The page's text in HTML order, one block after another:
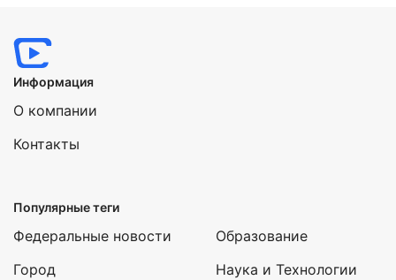
Информация
О компании
Контакты
Популярные теги
Федеральные новости
Город
Образование
Наука и Технологии